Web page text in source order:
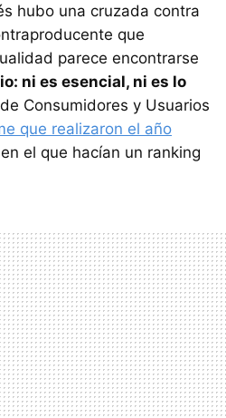
hubo una cruzada contra
que
parece encontrarse
ni es esencial, ni es lo
Consumidores y Usuarios
que realizaron el año
en el que hacían un ranking